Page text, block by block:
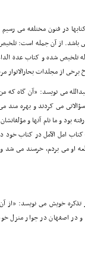
در فنون مختلفه مى
باشد. از آن جمله است:
شده و کتاب عدة
از مجلدات
مى نویسد: «آن گاه که
سؤالاتى مى کردند و بهره
بود و ما نام آنها و
کتاب امل الآمل در کتاب
او مى بردم، خرسند مى شد
خویش مى نویسد: «از آن
در اصفهان در جوار منزل